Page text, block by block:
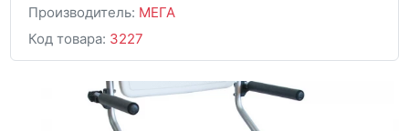
Производитель: МЕГА
Код товара: 3227